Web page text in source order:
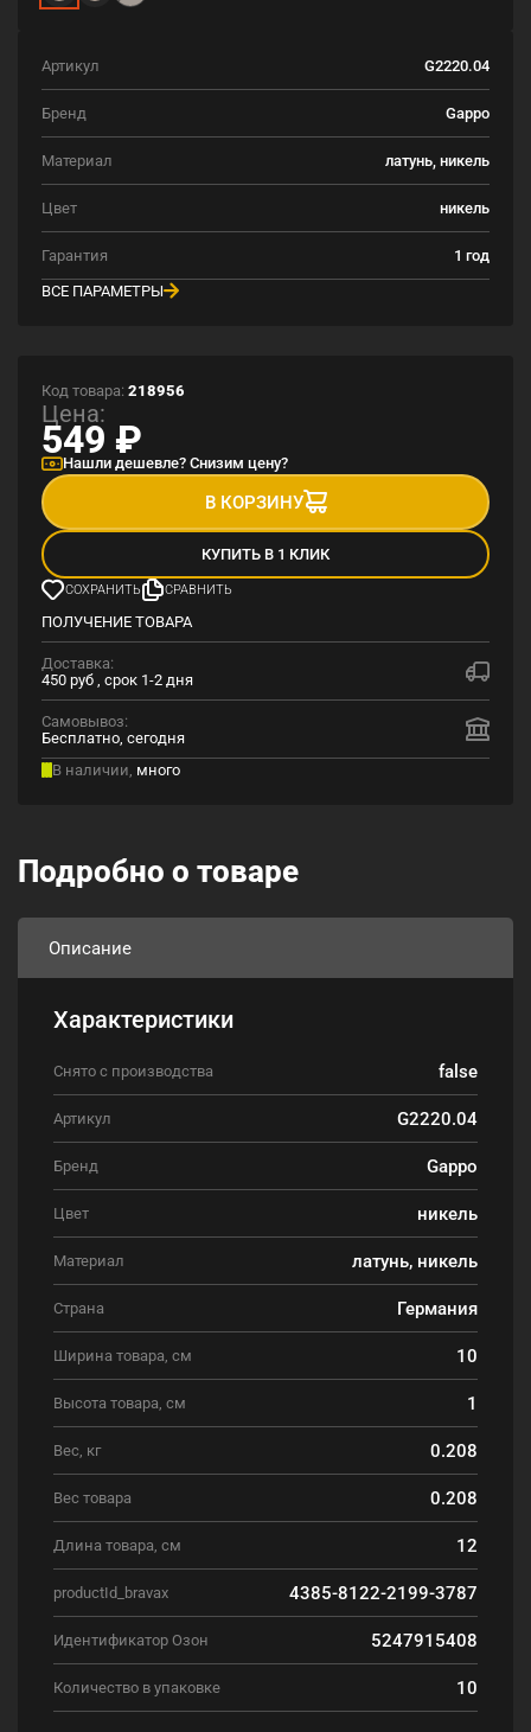
Артикул G2220.04
Бренд Gappo
Материал латунь, никель
Цвет никель
Гарантия
1 год
ВСЕ ПАРАМЕТРЫ
Код товара: 218956
Цена:
549 ₽
Нашли дешевле? Снизим цену?
В КОРЗИНУ
КУПИТЬ В 1 КЛИК
СОХРАНИТЬ СРАВНИТЬ
ПОЛУЧЕНИЕ ТОВАРА
Доставка:
450 руб , срок 1-2 дня
Самовывоз:
Бесплатно, сегодня
В наличии, много
Подробно о товаре
Описание
Характеристики
Снято с производства false
Артикул G2220.04
Бренд Gappo
Цвет никель
Материал латунь, никель
Страна Германия
Ширина товара, см 10
Высота товара, см 1
Вес, кг 0.208
Вес товара 0.208
Длина товара, см 12
productId_bravax 4385-8122-2199-3787
Идентификатор Озон 5247915408
Количество в упаковке 10